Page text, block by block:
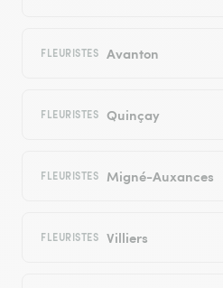
FLEURISTES Avanton
FLEURISTES Quinçay
FLEURISTES Migné-Auxances
FLEURISTES Villiers